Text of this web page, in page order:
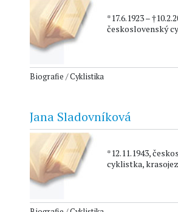
*17.6.1923 –
československý
Biografie / Cyklistika
Jana Sladovníková
*12.11.1943,
cyklistka,